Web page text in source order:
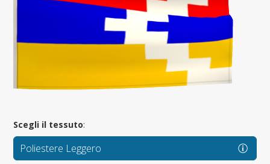
Scegli il tessuto:
Poliestere Leggero